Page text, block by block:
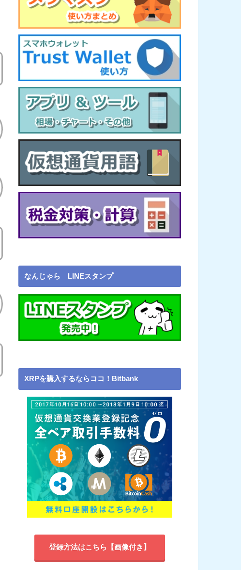
なんじゃら LINEスタンプ
XRPを購入するならココ！Bitbank
登録方法はこちら【画像付き】